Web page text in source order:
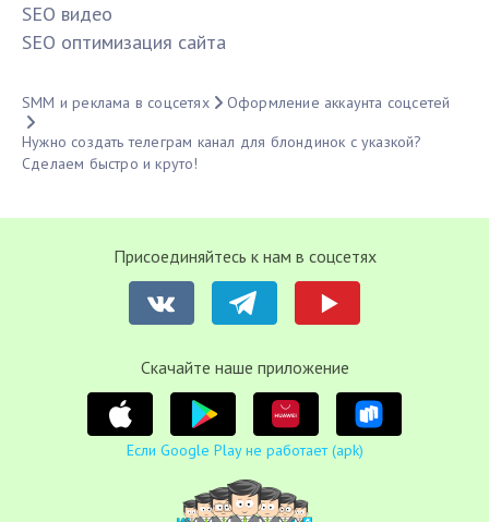
SЕО видео
SЕО оптимизация сайта
SMM и реклама в соцсетях
Оформление аккаунта соцсетей
Нужно создать телеграм канал для блондинок с указкой?
Сделаем быстро и круто!
Присоединяйтесь к нам в соцсетях
Cкачайте наше приложение
Если Google Play не работает (apk)